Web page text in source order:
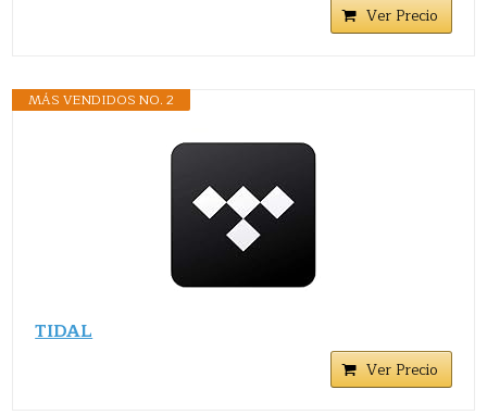
Ver Precio
MÁS VENDIDOS NO. 2
TIDAL
Ver Precio